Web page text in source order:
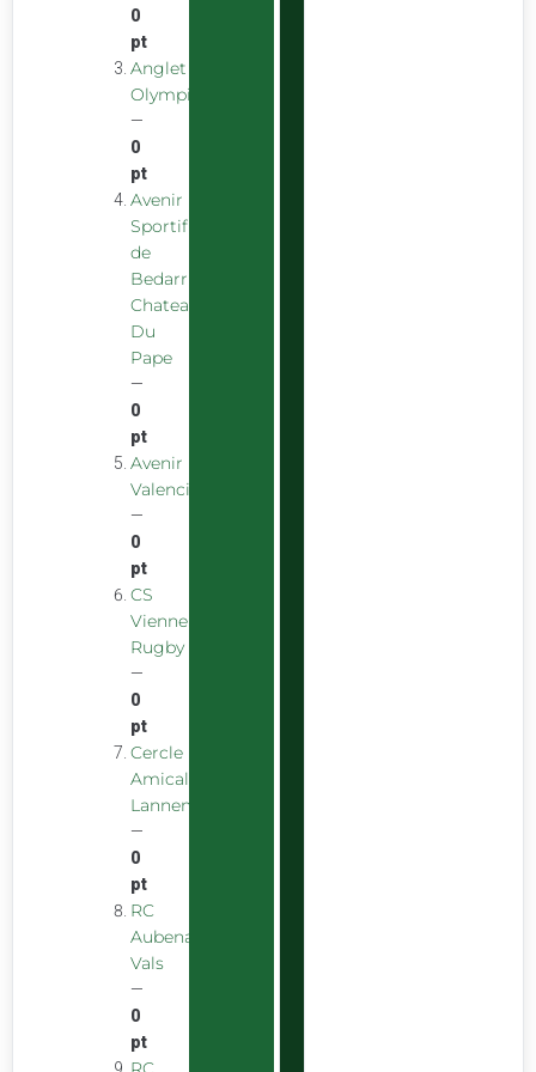
0
pt
Anglet
Olympique
—
0
pt
Avenir
Sportif
de
Bedarrides
Chateauneuf
Du
Pape
—
0
pt
Avenir
Valencien
—
0
pt
CS
Vienne
Rugby
—
0
pt
Cercle
Amical
Lannemezanais
—
0
pt
RC
Aubenas
Vals
—
0
pt